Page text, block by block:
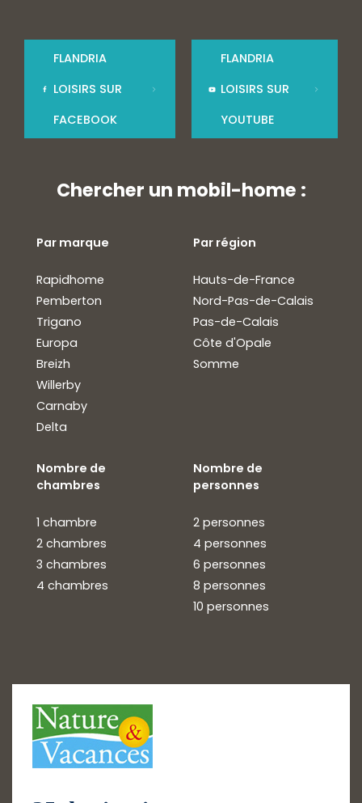
FLANDRIA
LOISIRS SUR
FACEBOOK
FLANDRIA
LOISIRS SUR
YOUTUBE
Chercher un mobil-home :
Par marque
Rapidhome
Pemberton
Trigano
Europa
Breizh
Willerby
Carnaby
Delta
Par région
Hauts-de-France
Nord-Pas-de-Calais
Pas-de-Calais
Côte d'Opale
Somme
Nombre de
chambres
1 chambre
2 chambres
3 chambres
4 chambres
Nombre de
personnes
2 personnes
4 personnes
6 personnes
8 personnes
10 personnes